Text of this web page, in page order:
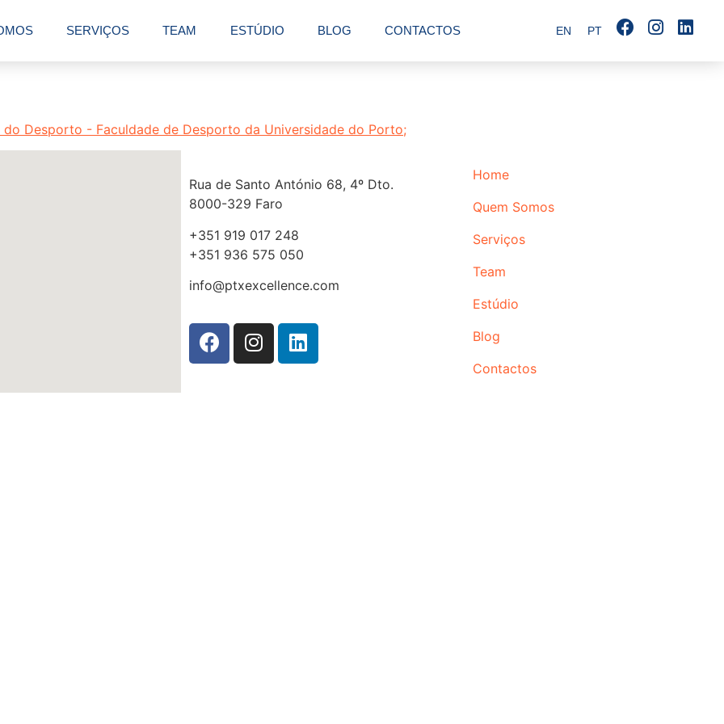
SERVIÇOS TEAM ESTÚDIO BLOG CONTACTOS EN PT
Rua de Santo António 68, 4º Dto.
8000-329 Faro
+351 919 017 248
+351 936 575 050
info@ptxexcellence.com
Home
Quem Somos
Serviços
Team
Estúdio
Blog
Contactos